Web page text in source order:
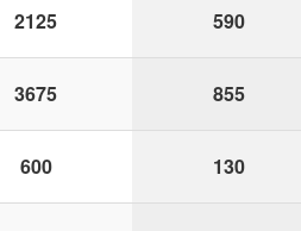
2125 590
3675 855
600 130